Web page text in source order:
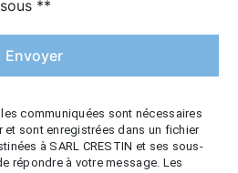
**
Envoyer
communiquées sont nécessaires
et sont enregistrées dans un fichier
à SARL CRESTIN et ses sous-
répondre à votre message. Les